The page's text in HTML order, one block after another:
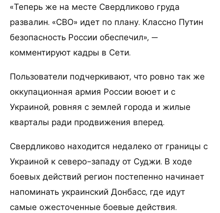
«Теперь же на месте Свердликово груда
развалин. «СВО» идет по плану. Классно Путин
безопасность России обеспечил», —
комментируют кадры в Сети.
Пользователи подчеркивают, что ровно так же
оккупационная армия России воюет и с
Украиной, ровняя с землей города и жилые
кварталы ради продвижения вперед.
Свердликово находится недалеко от границы с
Украиной к северо-западу от Суджи. В ходе
боевых действий регион постепенно начинает
напоминать украинский Донбасс, где идут
самые ожесточенные боевые действия.